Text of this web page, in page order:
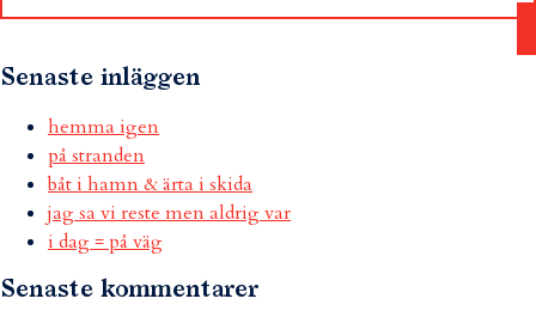
Senaste inläggen
hemma igen
på stranden
båt i hamn & ärta i skida
jag sa vi reste men aldrig var
i dag = på väg
Senaste kommentarer